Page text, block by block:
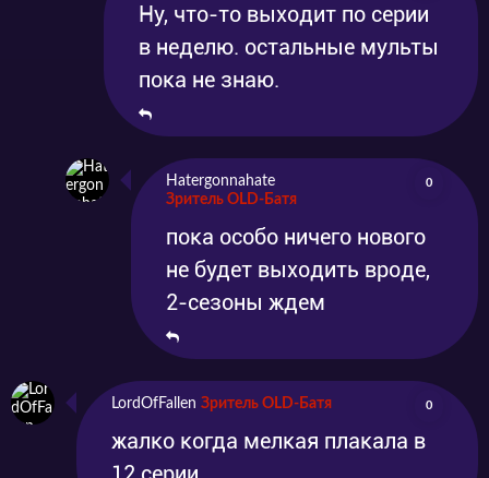
Ну, что-то выходит по серии
в неделю. остальные мульты
пока не знаю.
Hatergonnahate
Зритель OLD-Батя
0
пока особо ничего нового
не будет выходить вроде,
2-сезоны ждем
LordOfFallen Зритель OLD-Батя 0
жалко когда мелкая плакала в